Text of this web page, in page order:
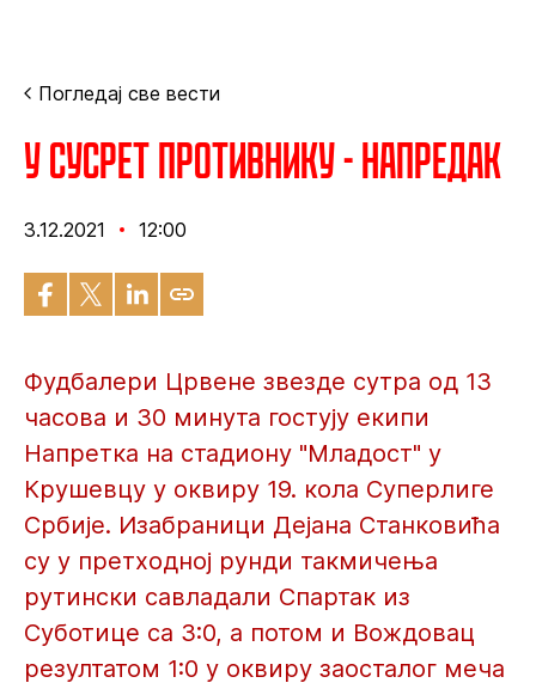
Погледај све вести
У сусрет противнику - Напредак
3.12.2021 12:00
Фудбалери Црвене звезде сутра од 13
часова и 30 минута гостују екипи
Напретка на стадиону "Младост" у
Крушевцу у оквиру 19. кола Суперлиге
Србије. Изабраници Дејана Станковића
су у претходној рунди такмичења
рутински савладали Спартак из
Суботице са 3:0, а потом и Вождовац
резултатом 1:0 у оквиру заосталог меча